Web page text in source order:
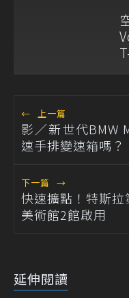
← 上一篇
影／新世代BMW
速手排變速箱嗎？
下一篇 →
快速擴點！特斯
美術館2館啟用
延伸閱讀